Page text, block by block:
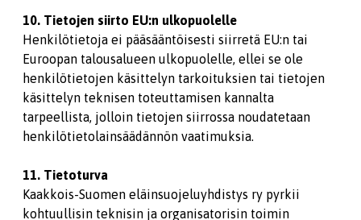
10. Tietojen siirto EU:n ulkopuolelle
Henkilötietoja ei pääsääntöisesti siirretä EU:n tai
Euroopan talousalueen ulkopuolelle, ellei se ole
henkilötietojen käsittelyn tarkoituksien tai tietojen
käsittelyn teknisen toteuttamisen kannalta
tarpeellista, jolloin tietojen siirrossa noudatetaan
henkilötietolainsäädännön vaatimuksia.
11. Tietoturva
Kaakkois-Suomen eläinsuojeluyhdistys ry pyrkii
kohtuullisin teknisin ja organisatorisin toimin